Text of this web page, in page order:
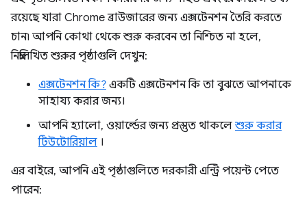
রয়েছে যারা Chrome ব্রাউজারের জন্য এক্সটেনশন তৈরি করতে
চান৷ আপনি কোথা থেকে শুরু করবেন তা নিশ্চিত না হলে,
নিম্নলিখিত শুরুর পৃষ্ঠাগুলি দেখুন:
এক্সটেনশন কি? একটি এক্সটেনশন কি তা বুঝতে আপনাকে
সাহায্য করার জন্য।
আপনি হ্যালো, ওয়ার্ল্ডের জন্য প্রস্তুত থাকলে শুরু করার
টিউটোরিয়াল ।
এর বাইরে, আপনি এই পৃষ্ঠাগুলিতে দরকারী এন্ট্রি পয়েন্ট পেতে
পারেন: